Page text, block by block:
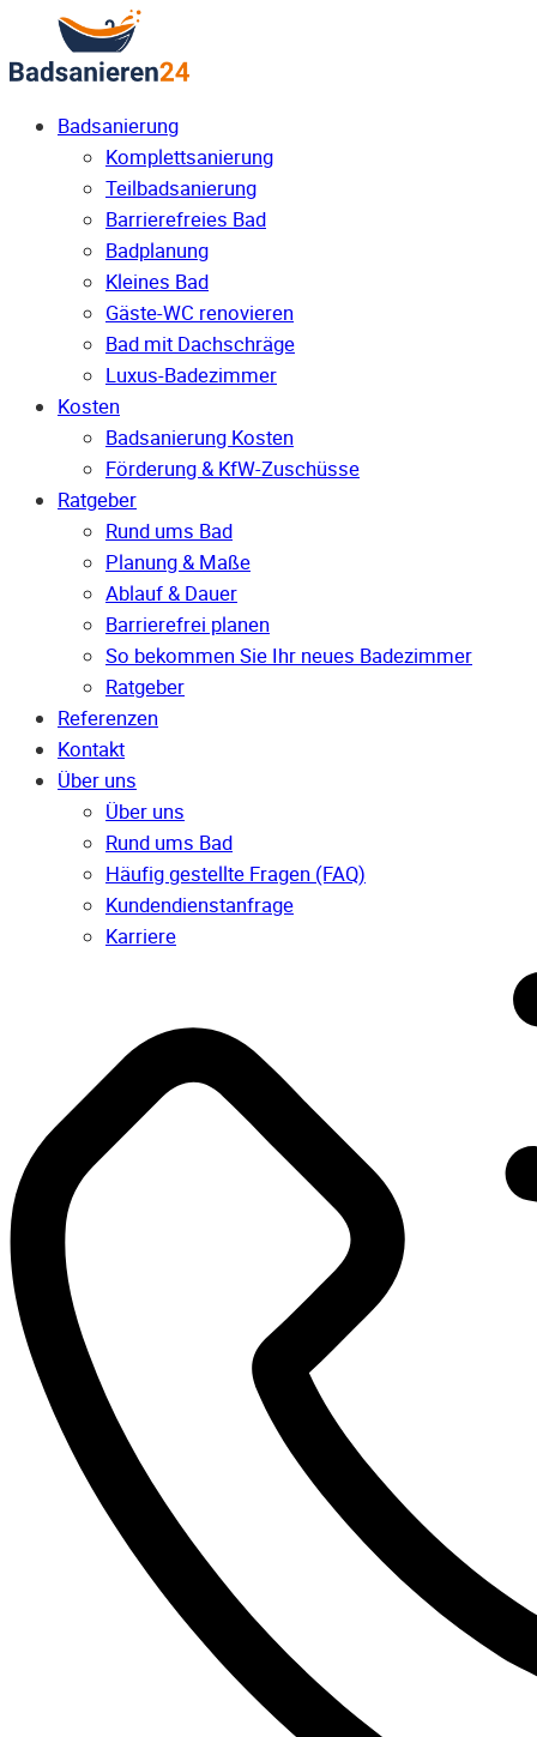
Badsanierung
Komplettsanierung
Teilbadsanierung
Barrierefreies Bad
Badplanung
Kleines Bad
Gäste-WC renovieren
Bad mit Dachschräge
Luxus-Badezimmer
Kosten
Badsanierung Kosten
Förderung & KfW-Zuschüsse
Ratgeber
Rund ums Bad
Planung & Maße
Ablauf & Dauer
Barrierefrei planen
So bekommen Sie Ihr neues Badezimmer
Ratgeber
Referenzen
Kontakt
Über uns
Über uns
Rund ums Bad
Häufig gestellte Fragen (FAQ)
Kunden­dienst­anfrage
Karriere